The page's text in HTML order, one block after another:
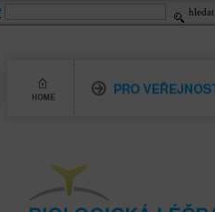
Biologická léčba
hledat